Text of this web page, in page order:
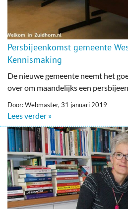
Persbijeenkomst gemeente
Kennismaking
De nieuwe gemeente neemt het
over om maandelijks een
Door: Webmaster, 31 januari 2019
Lees verder »